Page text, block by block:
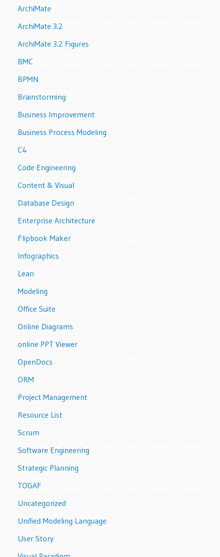
ArchiMate
ArchiMate 3.2
ArchiMate 3.2 Figures
BMC
BPMN
Brainstorming
Business Improvement
Business Process Modeling
C4
Code Engineering
Content & Visual
Database Design
Enterprise Architecture
Flipbook Maker
Infographics
Lean
Modeling
Office Suite
Online Diagrams
online PPT Viewer
OpenDocs
ORM
Project Management
Resource List
Scrum
Software Engineering
Strategic Planning
TOGAF
Uncategorized
Unified Modeling Language
User Story